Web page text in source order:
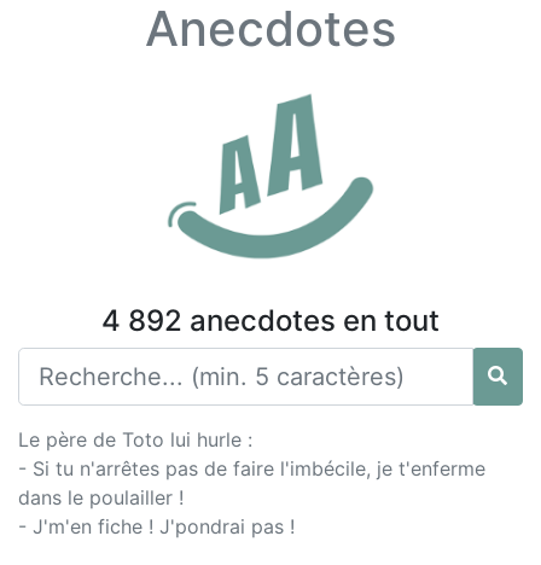
Anecdotes
4 892 anecdotes en tout
Le père de Toto lui hurle :
- Si tu n'arrêtes pas de faire l'imbécile, je t'enferme
dans le poulailler !
- J'm'en fiche ! J'pondrai pas !